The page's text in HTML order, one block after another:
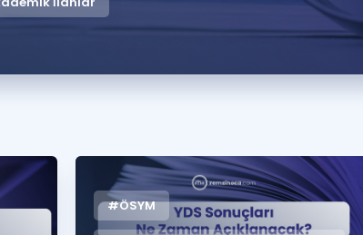
#ÖSYM